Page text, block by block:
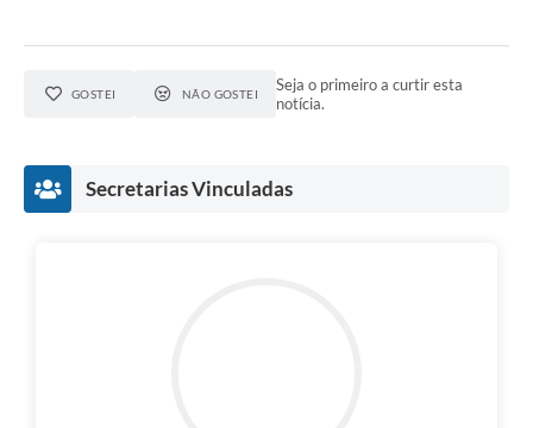
GOSTEI NÃO GOSTEI
Seja o primeiro a curtir esta
notícia.
Secretarias Vinculadas